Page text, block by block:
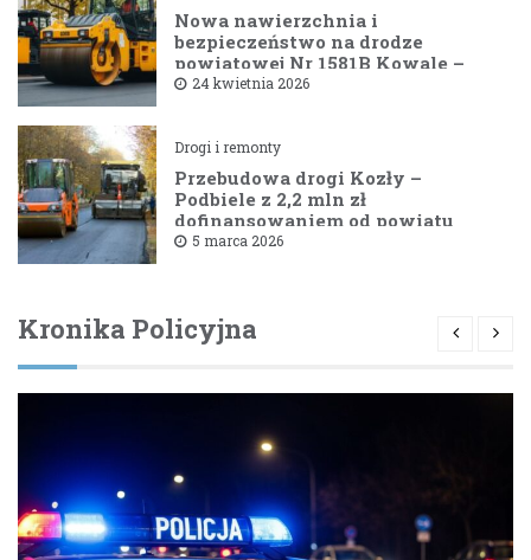
Nowa nawierzchnia i
bezpieczeństwo na drodze
powiatowej Nr 1581B Kowale –
Filipy
24 kwietnia 2026
Drogi i remonty
Przebudowa drogi Kozły –
Podbiele z 2,2 mln zł
dofinansowaniem od powiatu
bielskiego
5 marca 2026
Kronika Policyjna